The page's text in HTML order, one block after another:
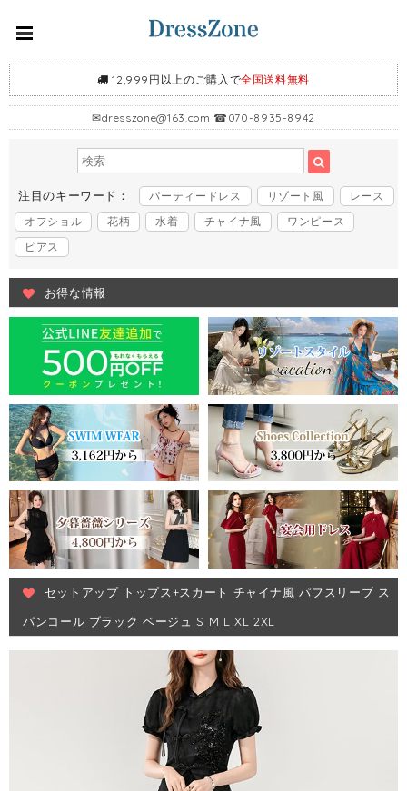
12,999円以上のご購入で全国送料無料
✉dresszone@163.com ☎070-8935-8942
注目のキーワード： パーティードレス リゾート風
レース
オフショル
花柄 水着 チャイナ風
ワンピース
ピアス
お得な情報
セットアップ トップス+スカート チャイナ風 パフスリーブ ス
パンコール ブラック ベージュ S M L XL 2XL